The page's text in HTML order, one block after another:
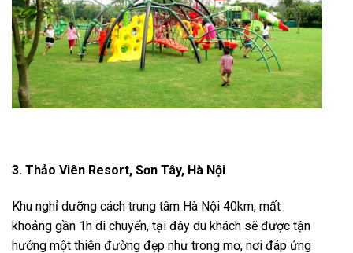
3. Thảo Viên Resort, Sơn Tây, Hà Nội
Khu nghỉ dưỡng cách trung tâm Hà Nội 40km, mất
khoảng gần 1h di chuyển, tại đây du khách sẽ được tận
hưởng một thiên đường đẹp như trong mơ, nơi đáp ứng